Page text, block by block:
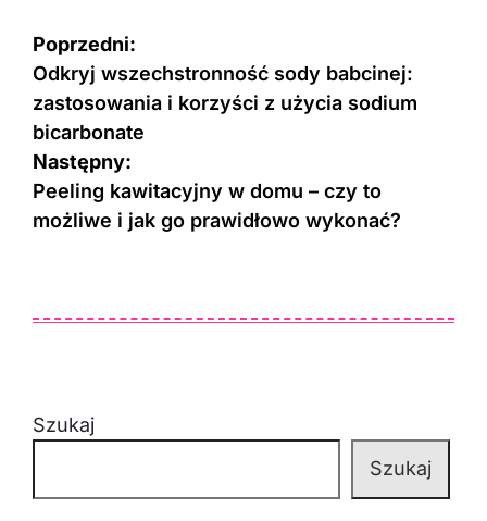
Nawigacja
wpisu
Poprzedni:
Odkryj wszechstronność sody babcinej:
zastosowania i korzyści z użycia sodium
bicarbonate
Następny:
Peeling kawitacyjny w domu – czy to
możliwe i jak go prawidłowo wykonać?
Szukaj
Szukaj